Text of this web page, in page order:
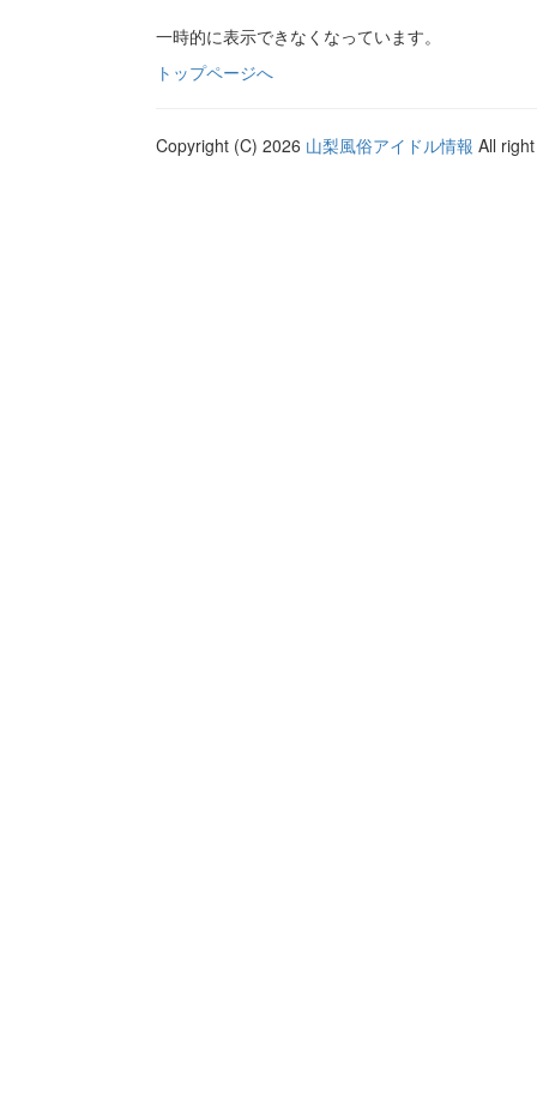
一時的に表示できなくなっています。
トップページへ
Copyright (C) 2026 山梨風俗アイドル情報 All